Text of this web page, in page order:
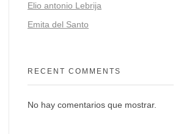
Elio antonio Lebrija
Emita del Santo
RECENT COMMENTS
No hay comentarios que mostrar.